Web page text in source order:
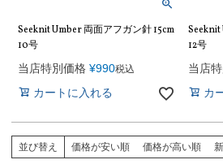
Seeknit Umber 両面アフガン針 15cm
10号
当店特別価格 ¥990税込
カートに入れる
Seeknit
12号
当店
カ
並び替え 価格が安い順 価格が高い順